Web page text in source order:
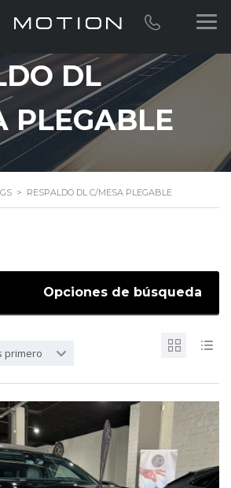
DL
PLEGABLE
> RESPALDO DL C/MESA PLEGABLE
Opciones de búsqueda
primero